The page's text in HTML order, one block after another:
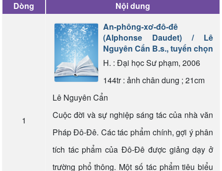
Dòng Nội dung
1
An-phông-xơ-đô-đê
(Alphonse Daudet) / Lê
Nguyên Cẩn B.s., tuyển chọn
H. : Đại học Sư phạm, 2006
144tr : ảnh chân dung ; 21cm
Lê Nguyên Cẩn
Cuộc đời và sự nghiệp sáng tác của nhà văn
Pháp Đô-Đê. Các tác phẩm chính, gợi ý phân
tích tác phẩm của Đô-Đê được giảng dạy ở
trường phổ thông. Một số tác phẩm tiêu biểu